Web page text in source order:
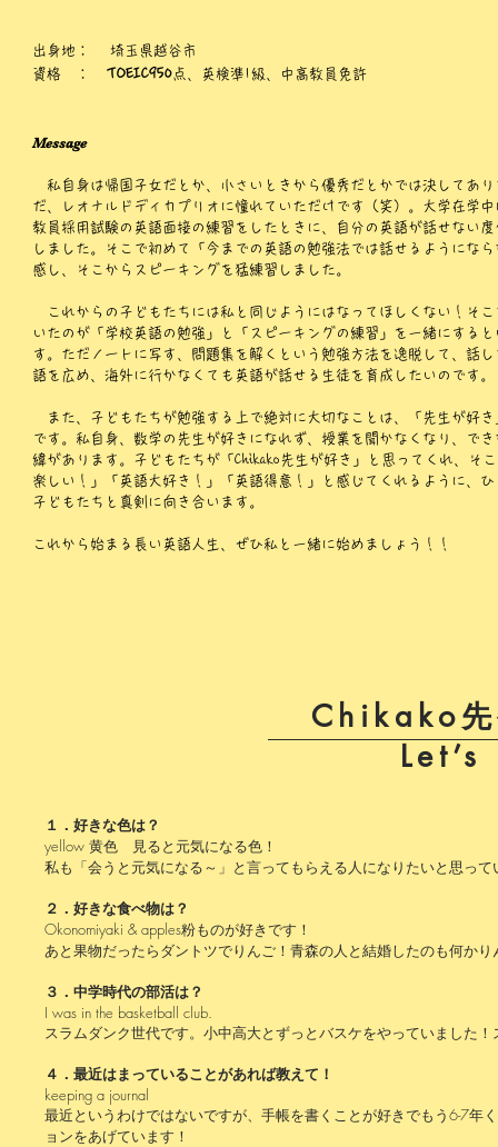
出身地： 埼玉県越谷市
資格 ： TOEIC950点、英検準1級、中高教員免許
Message
私自身は帰国子女だとか、小さいときから優秀だとかでは決してあり
だ、レオナルドディカプリオに憧れていただけです（笑）。大学在学
教員採用試験の英語面接の練習をしたときに、自分の英語が話せない
しました。そこで初めて「今までの英語の勉強法では話せるようにな
感し、そこからスピーキングを猛練習しました。
これからの子どもたちには私と同じようにはなってほしくない！そこ
いたのが「学校英語の勉強」と「スピーキングの練習」を一緒にする
す。ただノートに写す、問題集を解くという勉強方法を逸脱して、話
語を広め、海外に行かなくても英語が話せる生徒を育成したいのです。
また、子どもたちが勉強する上で絶対に大切なことは、「先生が好き
です。私自身、数学の先生が好きになれず、授業を聞かなくなり、で
緯があります。子どもたちが「Chikako先生が好き」と思ってくれ、そ
楽しい！」「英語大好き！」「英語得意！」と感じてくれるように、
子どもたちと真剣に向き合います。
​これから始まる長い英語人生、ぜひ私と一緒に始めましょう！！
Chikako
１．好きな色は？
yellow 黄色
見ると元気になる色！
私も「会うと元気になる～」と言ってもらえる人になりたいと思って
２．好きな食べ物は？
Okonomiyaki & apples粉ものが好きです！
あと果物だったらダントツでりんご！青森の人と結婚したのも何か
３．中学時代の部活は？
I was in the basketball club.
スラムダンク世代です。小中高大とずっとバスケをやっていました
４．最近はまっていることがあれば教えて！
keeping a journal
最近というわけではないですが、手帳を書くことが好きでもう6-7年
ョンをあげています！
Chikako
１．好きな色は？
yellow 黄色
見ると元気になる色！
私も「会うと元気になる～」と言ってもらえる人になりたいと思って
２．好きな食べ物は？
Okonomiyaki & apples粉ものが好きです！
あと果物だったらダントツでりんご！青森の人と結婚したのも何か
３．中学時代の部活は？
I was in the basketball club.
スラムダンク世代です。小中高大とずっとバスケをやっていました
４．最近はまっていることがあれば教えて！
keeping a journal
最近というわけではないですが、手帳を書くことが好きでもう6-7年
ョンをあげています！